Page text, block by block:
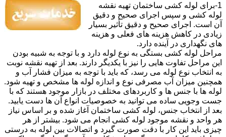
1-برای لوله کشی ساختمان تهیه نقشه
لوله کشی و سپس اجرای صحیح و دقیق
آن است. اجرای صحیح و دقیق تأثیر بسیار
زیادی در کاهش هزینه های فعلی و هزینه
های نگهداری در آینده دارد.
مراحل لوله کشی بستگی به نوع لوله دارد و با توجه به شبیه بودن
این مراحل تفاوت هایی را نیز با یکدیگر دارند. بعد از تهیه نقشه نوبت
به انتخاب نوع لوله می رسد، که باید با توجه به میزان فشار آب و
همچنین میزان آب مصرفی نوع و اندازه لوله ها مشخص و تهیه شود.
لوله ها با جنس ها و کاربردهای مختلف در بازار موجود هستند که با
جست وجویی ساده می توانید به خصوصیات انواع آن ها دست یابید.
بعد از انتخاب جنس، لوله کشی ساختمان آغاز شده و بر اساس نیاز
هر واحد و نقشه موجود لوله کشی انجام می شود. بیشتر از هر
چیزی باید این کار با دقت صورت گیرد و اتصالات بین لوله به درستی